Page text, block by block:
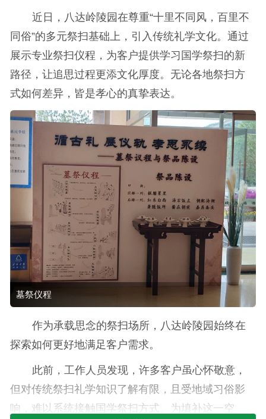
近日，八达岭陵园在尊重“十里不同风，百里不
同俗”的多元祭扫基础上，引入传统礼学文化。通过
展示专业祭扫仪程，为客户提供学习国学祭扫的新
路径，让追思过程更添文化厚度。无论各地祭扫方
式如何差异，皆是孝心的真挚表达。
墓祭仪程
作为承载思念的祭扫场所，八达岭陵园始终在
探索如何更好地满足客户需求。
此前，工作人员发现，许多客户虽心怀敬意，
但对传统祭扫礼学知识了解有限，且受地域习俗影
响，难以系统接触国学祭扫方式。为填补这一空